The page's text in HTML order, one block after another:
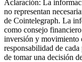
Aclaración: La
no representan
de Cointelegraph. La
como consejo
inversión y movimiento
responsabilidad de
de tomar una decisión